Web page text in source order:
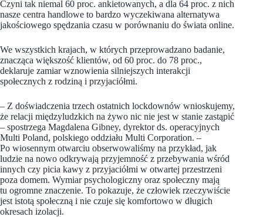
Czyni tak niemal 60 proc. ankietowanych, a dla 64 proc. z nich
nasze centra handlowe to bardzo wyczekiwana alternatywa
jakościowego spędzania czasu w porównaniu do świata online.
We wszystkich krajach, w których przeprowadzano badanie,
znacząca większość klientów, od 60 proc. do 78 proc.,
deklaruje zamiar wznowienia silniejszych interakcji
społecznych z rodziną i przyjaciółmi.
– Z doświadczenia trzech ostatnich lockdownów wnioskujemy,
że relacji międzyludzkich na żywo nic nie jest w stanie zastąpić
– spostrzega Magdalena Gibney, dyrektor ds. operacyjnych
Multi Poland, polskiego oddziału Multi Corporation. –
Po wiosennym otwarciu obserwowaliśmy na przykład, jak
ludzie na nowo odkrywają przyjemność z przebywania wśród
innych czy picia kawy z przyjaciółmi w otwartej przestrzeni
poza domem. Wymiar psychologiczny oraz społeczny mają
tu ogromne znaczenie. To pokazuje, że człowiek rzeczywiście
jest istotą społeczną i nie czuje się komfortowo w długich
okresach izolacji.